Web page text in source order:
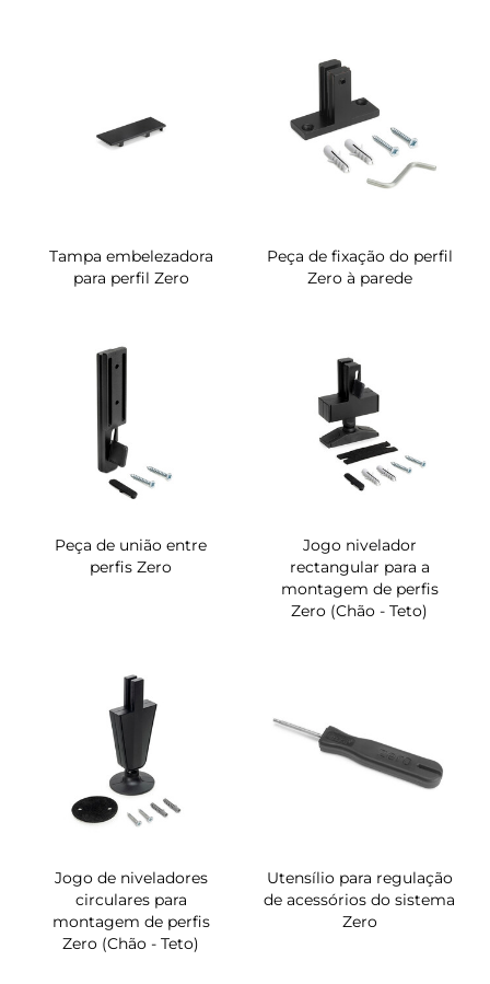
Tampa embelezadora
para perfil Zero
Peça de fixação do perfil
Zero à parede
Peça de união entre
perfis Zero
Jogo nivelador
rectangular para a
montagem de perfis
Zero (Chão - Teto)
Jogo de niveladores
circulares para
montagem de perfis
Zero (Chão - Teto)
Utensílio para regulação
de acessórios do sistema
Zero